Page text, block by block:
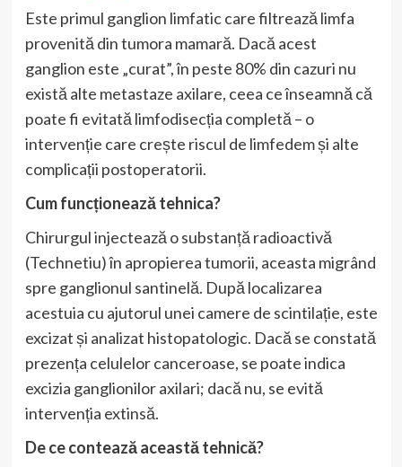
Este primul ganglion limfatic care filtrează limfa
provenită din tumora mamară. Dacă acest
ganglion este „curat”, în peste 80% din cazuri nu
există alte metastaze axilare, ceea ce înseamnă că
poate fi evitată limfodisecția completă – o
intervenție care crește riscul de limfedem și alte
complicații postoperatorii.
Cum funcționează tehnica?
Chirurgul injectează o substanță radioactivă
(Technetiu) în apropierea tumorii, aceasta migrând
spre ganglionul santinelă. După localizarea
acestuia cu ajutorul unei camere de scintilație, este
excizat și analizat histopatologic. Dacă se constată
prezența celulelor canceroase, se poate indica
excizia ganglionilor axilari; dacă nu, se evită
intervenția extinsă.
De ce contează această tehnică?